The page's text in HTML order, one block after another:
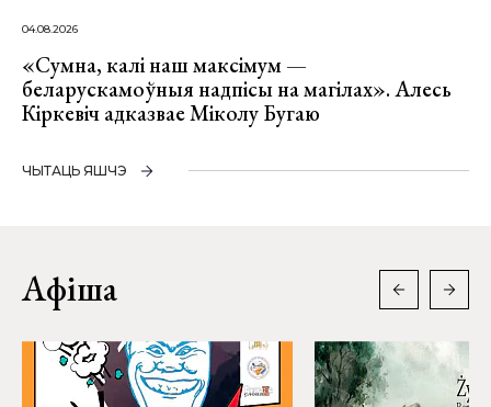
04.08.2026
«Сумна, калі наш максімум —
беларускамоўныя надпісы на магілах». Алесь
Кіркевіч адказвае Міколу Бугаю
ЧЫТАЦЬ ЯШЧЭ
Афіша